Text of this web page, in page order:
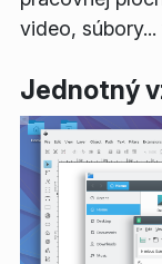
video,
Jednotný